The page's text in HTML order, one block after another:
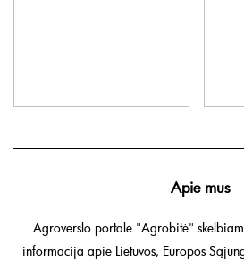
Apie mus
Agroverslo portale "Agrobitė"
informacija apie Lietuvos, Europos